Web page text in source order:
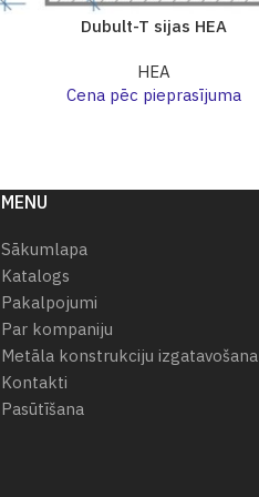
Dubult-T sijas HEA
HEA
Cena pēc pieprasījuma
MENU
Sākumlapa
Katalogs
Pakalpojumi
Par kompaniju
Metāla konstrukciju izgatavošana
Kontakti
Pasūtīšana